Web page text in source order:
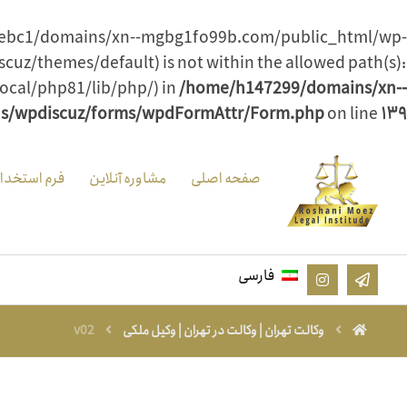
domains/xn--mgbg1fo99b.com/public_html/wp-
themes/default) is not within the allowed path(s):
php81/lib/php/) in/home/h147299/domains/xn--
wpdiscuz/forms/wpdFormAttr/Form.phpon line۱۳۹
صفحه اصلی مشاوره آنلاین فرم
فارسی
وکالت تهران | وکالت در تهران | وکیل ملکی v02